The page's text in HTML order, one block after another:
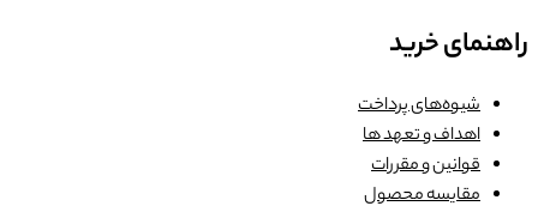
راهنمای خرید
شیوه‌های پرداخت
اهداف و تعهد ها
قوانین و مقررات
مقایسه محصول